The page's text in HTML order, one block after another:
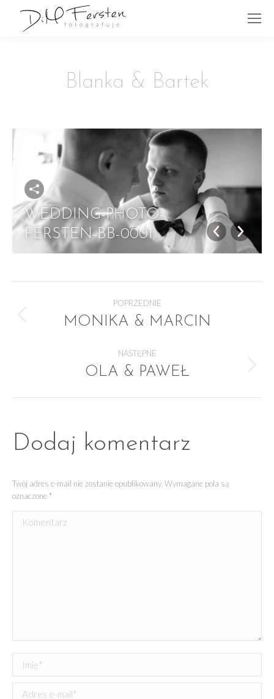
Blanka & Bartek
WEDDING-PHOTO-
FERSTEN-BB-0001
NAWIGACJA
ALBUMU
POPRZEDNIE
Poprzedni
MONIKA & MARCIN
NASTĘPNE
Następny
OLA & PAWEŁ
Dodaj komentarz
Twój adres e-mail nie zostanie opublikowany. Wymagane pola są
oznaczone *
Komentarz
Imię *
Adres e-mail *